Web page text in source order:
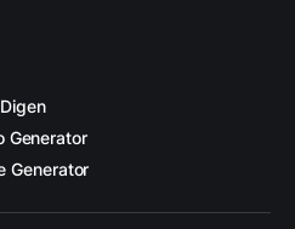
Digen
Generator
Generator